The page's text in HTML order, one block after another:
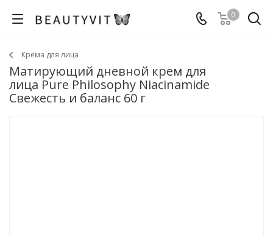
0
Крема для лица
Матирующий дневной крем для
лица Pure Philosophy Niacinamide
Свежесть и баланс 60 г